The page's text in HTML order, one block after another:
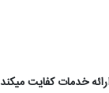
خدمات کفایت می‏کند